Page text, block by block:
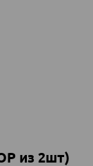
из 2шт)